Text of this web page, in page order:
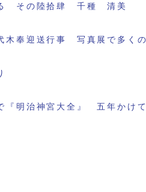
その陸拾肆 千種 清美
木奉迎送行事 写真展で多く
『明治神宮大全』 五年かけ